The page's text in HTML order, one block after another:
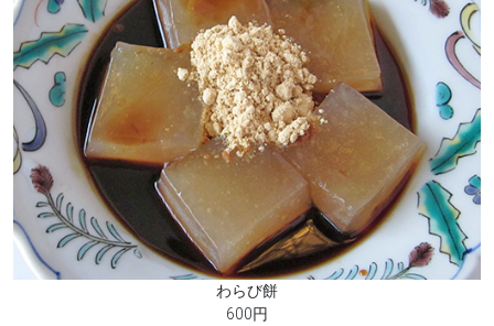
わらび餅
600円